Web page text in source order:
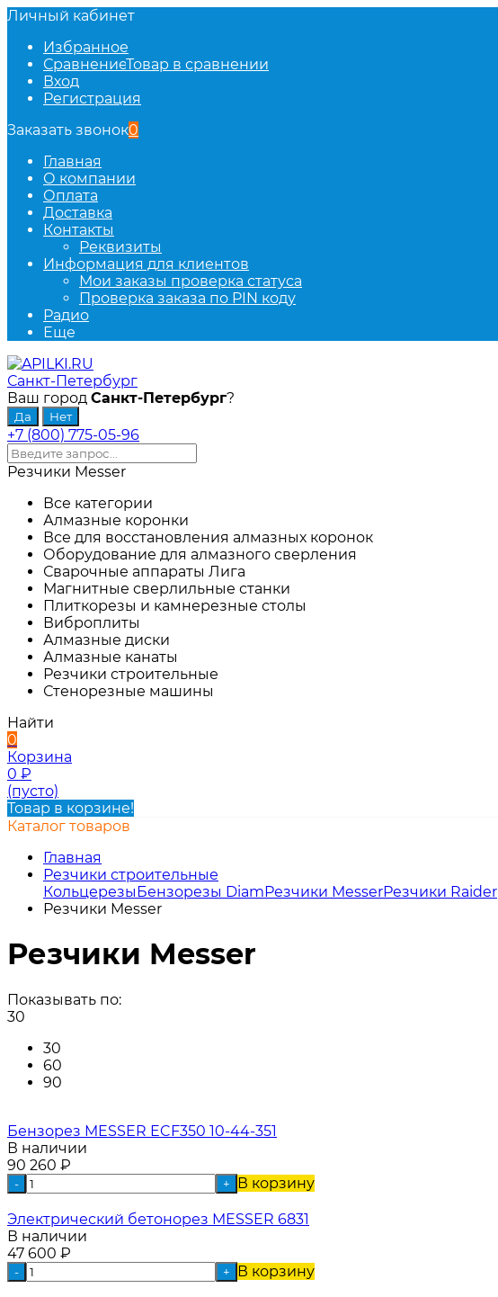
Личный кабинет
Избранное
СравнениеТовар в сравнении
Вход
Регистрация
Заказать звонок0
Главная
О компании
Оплата
Доставка
Контакты
Реквизиты
Информация для клиентов
Мои заказы проверка статуса
Проверка заказа по PIN коду
Радио
Еще
Санкт-Петербург
Ваш город Санкт-Петербург?
+7 (800) 775-05-96
Резчики Messer
Все категории
Алмазные коронки
Все для восстановления алмазных коронок
Оборудование для алмазного сверления
Сварочные аппараты Лига
Магнитные сверлильные станки
Плиткорезы и камнерезные столы
Виброплиты
Алмазные диски
Алмазные канаты
Резчики строительные
Стенорезные машины
Найти
0
Корзина
0 ₽
(пусто)
Товар в корзине!
Каталог товаров
Главная
Резчики строительные
КольцерезыБензорезы DiamРезчики MesserРезчики Raider
Резчики Messer
Резчики Messer
Показывать по:
30
30
60
90
Бензорез MESSER ECF350 10-44-351
В наличии
90 260 ₽
- + В корзину
Электрический бетонорез MESSER 6831
В наличии
47 600 ₽
- + В корзину